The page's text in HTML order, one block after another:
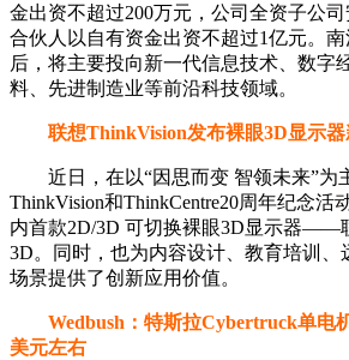
金出资不超过200万元，公司全资子公
合伙人以自有资金出资不超过1亿元。
后，将主要投向新一代信息技术、数字
料、先进制造业等前沿科技领域。
联想ThinkVision发布裸眼3D显示器
近日，在以“因思而变 智领未来”为
ThinkVision和ThinkCentre20周年纪念活
内首款2D/3D 可切换裸眼3D显示器——
3D。同时，也为内容设计、教育培训、
场景提供了创新应用价值。
Wedbush：特斯拉Cybertruck单电
美元左右